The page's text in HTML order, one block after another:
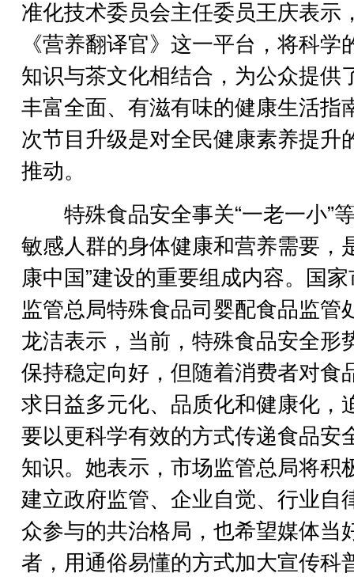
准化技术委员会主任委员王庆表示
《营养翻译官》这一平台，将科学
知识与茶文化相结合，为公众提供
丰富全面、有滋有味的健康生活指
次节目升级是对全民健康素养提升
推动。
特殊食品安全事关“一老一小”
敏感人群的身体健康和营养需要，
康中国”建设的重要组成内容。国
监管总局特殊食品司婴配食品监管
龙洁表示，当前，特殊食品安全形
保持稳定向好，但随着消费者对食
求日益多元化、品质化和健康化，
要以更科学有效的方式传递食品安
知识。她表示，市场监管总局将积
建立政府监管、企业自觉、行业自
众参与的共治格局，也希望媒体当
者，用通俗易懂的方式加大宣传科